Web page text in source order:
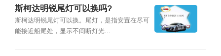
斯柯达明锐尾灯可以换吗?
斯柯达明锐尾灯可以换。尾灯，是指安置在尽可
能接近船尾处，显示不间断灯光...